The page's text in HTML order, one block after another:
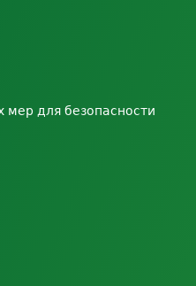
мер для безопасности